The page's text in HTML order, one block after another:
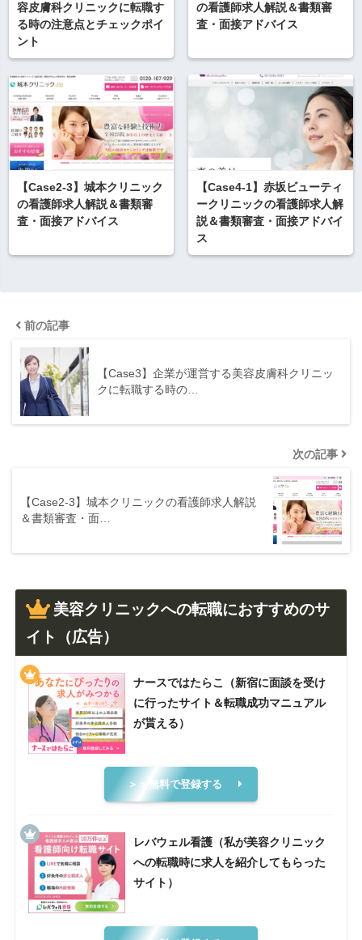
容皮膚科クリニックに転職す
る時の注意点とチェックポイ
ント
の看護師求人解説＆書類審
査・面接アドバイス
【Case2-3】城本クリニック
の看護師求人解説＆書類審
査・面接アドバイス
【Case4-1】赤坂ビューティ
ークリニックの看護師求人解
説＆書類審査・面接アドバイ
ス
前の記事
【Case3】企業が運営する美容皮膚科クリニッ
クに転職する時の…
次の記事
【Case2-3】城本クリニックの看護師求人解説
＆書類審査・面…
美容クリニックへの転職におすすめのサ
イト（広告）
ナースではたらこ（新宿に面談を受け
に行ったサイト＆転職成功マニュアル
が貰える）
＞＞無料で登録する
レバウェル看護（私が美容クリニック
への転職時に求人を紹介してもらった
サイト）